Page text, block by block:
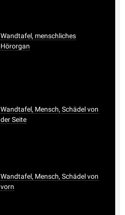
Wandtafel, menschliches
Hörorgan
Wandtafel, Mensch, Schädel von
der Seite
Wandtafel, Mensch, Schädel von
vorn